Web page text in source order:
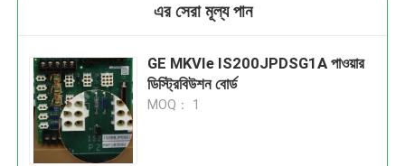
এর সেরা মূল্য পান
GE MKVIe IS200JPDSG1A পাওয়ার
ডিস্ট্রিবিউশন বোর্ড
MOQ： 1